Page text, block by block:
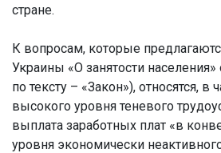
стране.
К вопросам, которые
Украины «О занятости
по тексту – «Закон»), относятся, в
высокого уровня теневого
выплата заработных плат «в
уровня экономически